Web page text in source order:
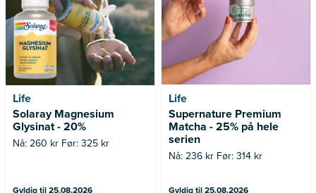
Life
Solaray Magnesium
Glysinat - 20%
Nå: 260 kr Før: 325 kr
Gyldig til 25.08.2026
Life
Supernature Premium
Matcha - 25% på hele
serien
Nå: 236 kr Før: 314 kr
Gyldig til 25.08.2026